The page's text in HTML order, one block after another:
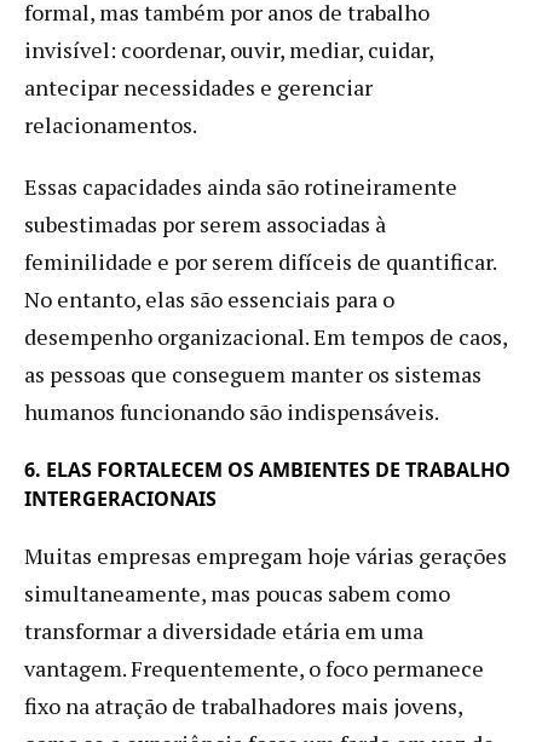
formal, mas também por anos de trabalho
invisível: coordenar, ouvir, mediar, cuidar,
antecipar necessidades e gerenciar
relacionamentos.
Essas capacidades ainda são rotineiramente
subestimadas por serem associadas à
feminilidade e por serem difíceis de quantificar.
No entanto, elas são essenciais para o
desempenho organizacional. Em tempos de caos,
as pessoas que conseguem manter os sistemas
humanos funcionando são indispensáveis.
6. ELAS FORTALECEM OS AMBIENTES DE TRABALHO
INTERGERACIONAIS
Muitas empresas empregam hoje várias gerações
simultaneamente, mas poucas sabem como
transformar a diversidade etária em uma
vantagem. Frequentemente, o foco permanece
fixo na atração de trabalhadores mais jovens,